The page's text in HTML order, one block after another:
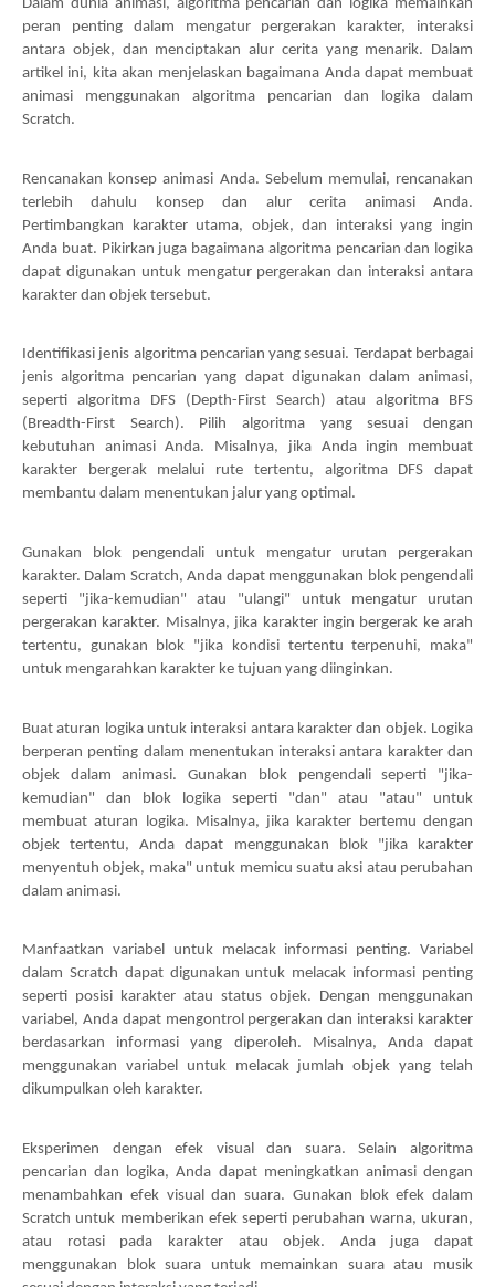
Dalam dunia animasi, algoritma pencarian dan logika memainkan
peran penting dalam mengatur pergerakan karakter, interaksi
antara objek, dan menciptakan alur cerita yang menarik. Dalam
artikel ini, kita akan menjelaskan bagaimana Anda dapat membuat
animasi menggunakan algoritma pencarian dan logika dalam
Scratch.
Rencanakan konsep animasi Anda. Sebelum memulai, rencanakan
terlebih dahulu konsep dan alur cerita animasi Anda.
Pertimbangkan karakter utama, objek, dan interaksi yang ingin
Anda buat. Pikirkan juga bagaimana algoritma pencarian dan logika
dapat digunakan untuk mengatur pergerakan dan interaksi antara
karakter dan objek tersebut.
Identifikasi jenis algoritma pencarian yang sesuai. Terdapat berbagai
jenis algoritma pencarian yang dapat digunakan dalam animasi,
seperti algoritma DFS (Depth-First Search) atau algoritma BFS
(Breadth-First Search). Pilih algoritma yang sesuai dengan
kebutuhan animasi Anda. Misalnya, jika Anda ingin membuat
karakter bergerak melalui rute tertentu, algoritma DFS dapat
membantu dalam menentukan jalur yang optimal.
Gunakan blok pengendali untuk mengatur urutan pergerakan
karakter. Dalam Scratch, Anda dapat menggunakan blok pengendali
seperti "jika-kemudian" atau "ulangi" untuk mengatur urutan
pergerakan karakter. Misalnya, jika karakter ingin bergerak ke arah
tertentu, gunakan blok "jika kondisi tertentu terpenuhi, maka"
untuk mengarahkan karakter ke tujuan yang diinginkan.
Buat aturan logika untuk interaksi antara karakter dan objek. Logika
berperan penting dalam menentukan interaksi antara karakter dan
objek dalam animasi. Gunakan blok pengendali seperti "jika-
kemudian" dan blok logika seperti "dan" atau "atau" untuk
membuat aturan logika. Misalnya, jika karakter bertemu dengan
objek tertentu, Anda dapat menggunakan blok "jika karakter
menyentuh objek, maka" untuk memicu suatu aksi atau perubahan
dalam animasi.
Manfaatkan variabel untuk melacak informasi penting. Variabel
dalam Scratch dapat digunakan untuk melacak informasi penting
seperti posisi karakter atau status objek. Dengan menggunakan
variabel, Anda dapat mengontrol pergerakan dan interaksi karakter
berdasarkan informasi yang diperoleh. Misalnya, Anda dapat
menggunakan variabel untuk melacak jumlah objek yang telah
dikumpulkan oleh karakter.
Eksperimen dengan efek visual dan suara. Selain algoritma
pencarian dan logika, Anda dapat meningkatkan animasi dengan
menambahkan efek visual dan suara. Gunakan blok efek dalam
Scratch untuk memberikan efek seperti perubahan warna, ukuran,
atau rotasi pada karakter atau objek. Anda juga dapat
menggunakan blok suara untuk memainkan suara atau musik